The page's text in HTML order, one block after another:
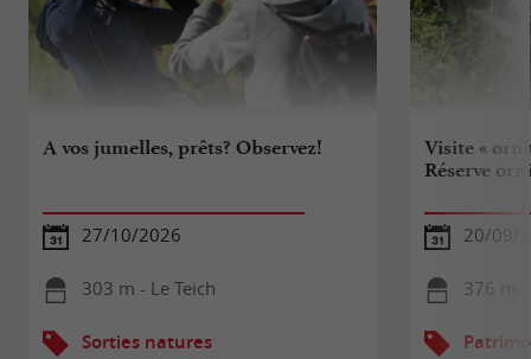
A vos jumelles, prêts? Observez!
27/10/2026
303 m - Le Teich
Sorties natures
Visite «
Réserve
20/09/
376 m -